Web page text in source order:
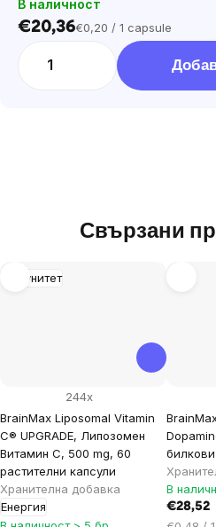
В наличност
€20,36Цена
€0,20 / 1 capsule
Свързани
Имунитет
BrainMax Liposomal Vitamin
C® UPGRADE, Липозомен
Витамин C, 500 mg, 60
растителни капсули
Хранителна добавка
Енергия
244x
В
€28,52